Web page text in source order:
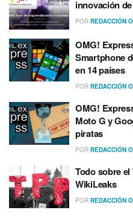
innovación
POR REDACCIÓN
OMG!
Smartphone
en 14 paí­ses
POR REDACCIÓN
OMG!
Moto G y
piratas
POR REDACCIÓN
Todo sobre
WikiLeaks
POR REDACCIÓN